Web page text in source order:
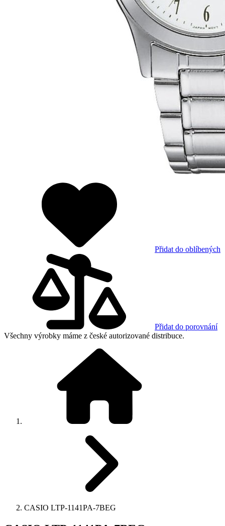
Přidat do oblíbených
Přidat do porovnání
Všechny výrobky máme z české autorizované distribuce.
CASIO LTP-1141PA-7BEG